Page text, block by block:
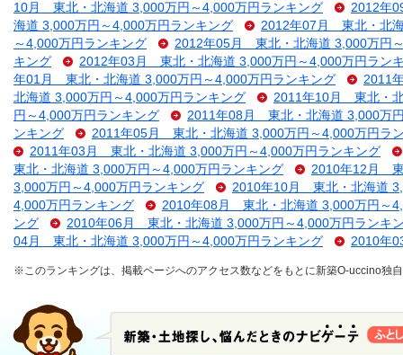
10月 東北・北海道 3,000万円～4,000万円ランキング
2012年
海道 3,000万円～4,000万円ランキング
2012年07月 東北・北
～4,000万円ランキング
2012年05月 東北・北海道 3,000万円
キング
2012年03月 東北・北海道 3,000万円～4,000万円ラン
年01月 東北・北海道 3,000万円～4,000万円ランキング
2011
北海道 3,000万円～4,000万円ランキング
2011年10月 東北・
円～4,000万円ランキング
2011年08月 東北・北海道 3,000万
ンキング
2011年05月 東北・北海道 3,000万円～4,000万円ラ
2011年03月 東北・北海道 3,000万円～4,000万円ランキング
東北・北海道 3,000万円～4,000万円ランキング
2010年12月 東
3,000万円～4,000万円ランキング
2010年10月 東北・北海道
4,000万円ランキング
2010年08月 東北・北海道 3,000万円～
ング
2010年06月 東北・北海道 3,000万円～4,000万円ランキ
04月 東北・北海道 3,000万円～4,000万円ランキング
2010年
※このランキングは、掲載ページへのアクセス数などをもとに新築O-uccino独